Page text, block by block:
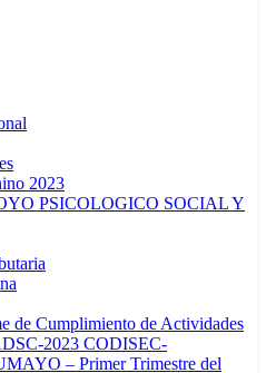
2023
PSICOLOGICO SOCIAL Y
de Cumplimiento de Actividades
2023 CODISEC-
– Primer Trimestre del